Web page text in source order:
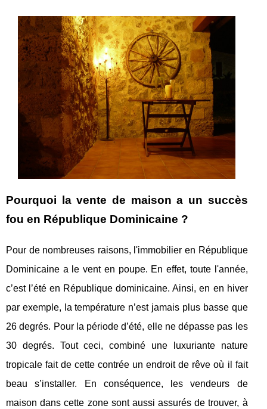
Pourquoi la vente de maison a un succès
fou en République Dominicaine ?
Pour de nombreuses raisons, l'immobilier en République
Dominicaine a le vent en poupe. En effet, toute l'année,
c’est l’été en République dominicaine. Ainsi, en en hiver
par exemple, la température n’est jamais plus basse que
26 degrés. Pour la période d’été, elle ne dépasse pas les
30 degrés. Tout ceci, combiné une luxuriante nature
tropicale fait de cette contrée un endroit de rêve où il fait
beau s’installer. En conséquence, les vendeurs de
maison dans cette zone sont aussi assurés de trouver, à